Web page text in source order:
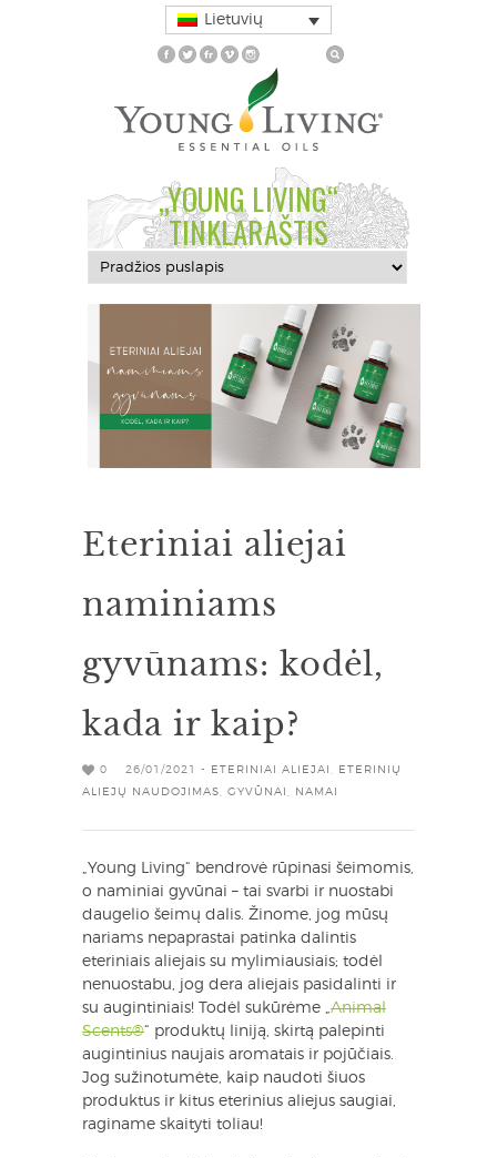
Lietuvių
„YOUNG LIVING“
TINKLARAŠTIS
Eteriniai aliejai
naminiams
gyvūnams: kodėl,
kada ir kaip?
0 26/01/2021 - ETERINIAI ALIEJAI
ETERINIŲ
ALIEJŲ NAUDOJIMAS
GYVŪNAI NAMAI
„Young Living“ bendrovė rūpinasi šeimomis,
o naminiai gyvūnai – tai svarbi ir nuostabi
daugelio šeimų dalis. Žinome, jog mūsų
nariams nepaprastai patinka dalintis
eteriniais aliejais su mylimiausiais; todėl
nenuostabu, jog dera aliejais pasidalinti ir
su augintiniais! Todėl sukūrėme „ Animal
Scents®“ produktų liniją, skirtą palepinti
augintinius naujais aromatais ir pojūčiais.
Jog sužinotumėte, kaip naudoti šiuos
produktus ir kitus eterinius aliejus saugiai,
raginame skaityti toliau!